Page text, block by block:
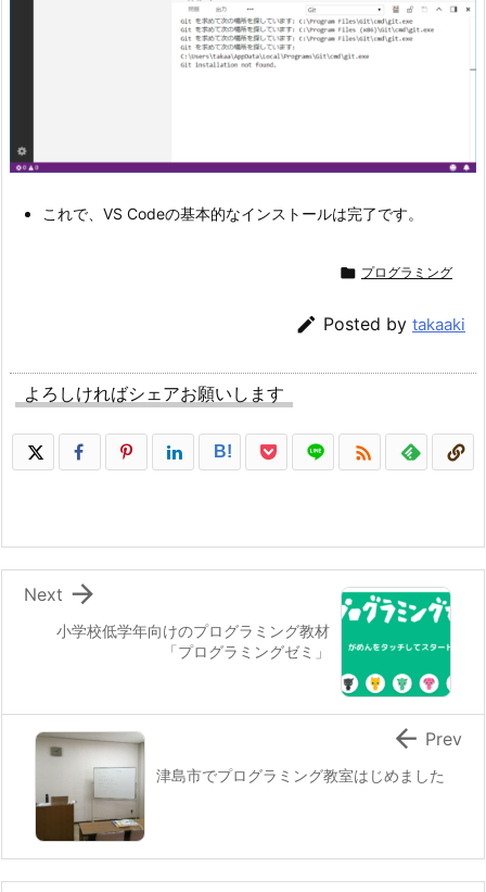
これで、VS Codeの基本的なインストールは完了です。
 プログラミング
 Posted by takaaki
よろしければシェアお願いします
B! 
小学校低学年向けのプログラミング教材
「プログラミングゼミ」

Next
津島市でプログラミング教室はじめました
 Prev